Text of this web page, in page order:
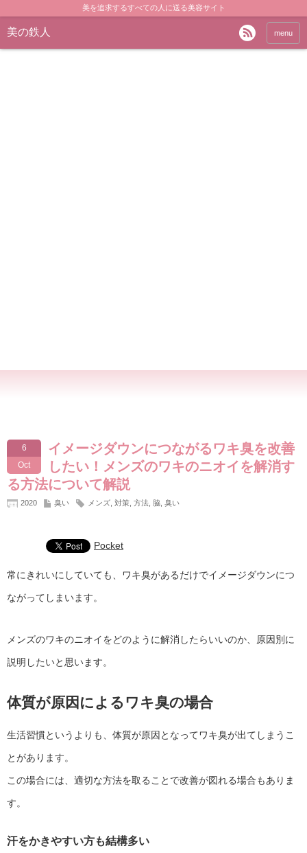
美を追求するすべての人に送る美容サイト
美の鉄人 menu
6
Oct
イメージダウンにつながるワキ臭を改善
したい！メンズのワキのニオイを解消す
る方法について解説
2020 臭い メンズ 対策 方法 脇 臭い
Pocket
常にきれいにしていても、ワキ臭があるだけでイメージダウンにつ
ながってしまいます。
メンズのワキのニオイをどのように解消したらいいのか、原因別に
説明したいと思います。
体質が原因によるワキ臭の場合
生活習慣というよりも、体質が原因となってワキ臭が出てしまうこ
とがあります。
この場合には、適切な方法を取ることで改善が図れる場合もありま
す。
汗をかきやすい方も結構多い